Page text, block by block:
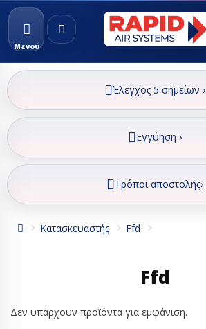
Μενού
Έλεγχος 5 σημείων ›
Εγγύηση ›
Τρόποι αποστολής›
Κατασκευαστής Ffd
Ffd
Δεν υπάρχουν προϊόντα για εμφάνιση.